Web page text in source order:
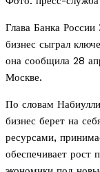
Глава Банка
бизнес сыграл
она сообщила 28
Москве.
По словам
бизнес берет на
ресурсами,
обеспечивает рост